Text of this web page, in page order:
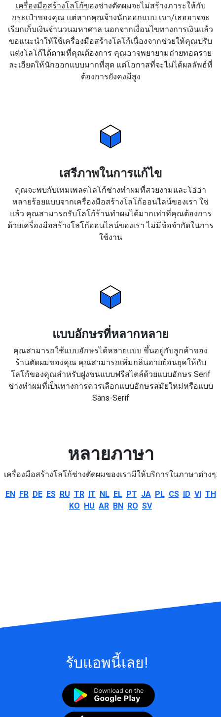
เครื่องมือสร้างโลโก้ของช่างตัดผมจะไม่สร้างภาระให้กับ
กระเป๋าของคุณ แต่หากคุณจ้างนักออกแบบ เขา/เธออาจจะ
เรียกเก็บเงินจำนวนมหาศาล นอกจากเงื่อนไขทางการเงินแล้ว
ขอแนะนำให้ใช้เครื่องมือสร้างโลโก้เนื่องจากช่วยให้คุณปรับ
แต่งโลโก้ได้ตามที่คุณต้องการ คุณอาจพยายามถ่ายทอดราย
ละเอียดให้นักออกแบบมากที่สุด แต่โอกาสที่จะไม่ได้ผลลัพธ์ที่
ต้องการยังคงมีสูง
เสรีภาพในการแก้ไข
คุณจะพบกับเทมเพลตโลโก้ช่างทำผมที่สวยงามและโอ่อ่า
หลายร้อยแบบจากเครื่องมือสร้างโลโก้ออนไลน์ของเรา ใช่
แล้ว คุณสามารถรับโลโก้ร้านทำผมได้มากเท่าที่คุณต้องการ
ด้วยเครื่องมือสร้างโลโก้ออนไลน์ของเรา ไม่มีข้อจำกัดในการ
ใช้งาน
แบบอักษรที่หลากหลาย
คุณสามารถใช้แบบอักษรได้หลายแบบ ขึ้นอยู่กับลูกค้าของ
ร้านตัดผมของคุณ คุณสามารถเพิ่มกลิ่นอายย้อนยุคให้กับ
โลโก้ของคุณสำหรับฝูงชนแบบฟรีสไตล์ด้วยแบบอักษร Serif
ช่างทำผมที่เป็นทางการควรเลือกแบบอักษรสมัยใหม่หรือแบบ
Sans-Serif
หลายภาษา
เครื่องมือสร้างโลโก้ช่างตัดผมของเรามีให้บริการในภาษาต่างๆ:
EN FR DE ES RU TR IT NL EL PT JA PL CS ID VI TH
KO HU AR BN RO SV
รับแอพนี้เลย!